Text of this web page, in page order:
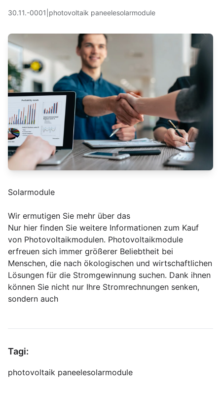
30.11.-0001 photovoltaik paneelesolarmodule
Solarmodule
Wir ermutigen Sie mehr über das
Nur hier finden Sie weitere Informationen zum Kauf
von Photovoltaikmodulen. Photovoltaikmodule
erfreuen sich immer größerer Beliebtheit bei
Menschen, die nach ökologischen und wirtschaftlichen
Lösungen für die Stromgewinnung suchen. Dank ihnen
können Sie nicht nur Ihre Stromrechnungen senken,
sondern auch
Tagi:
photovoltaik paneelesolarmodule